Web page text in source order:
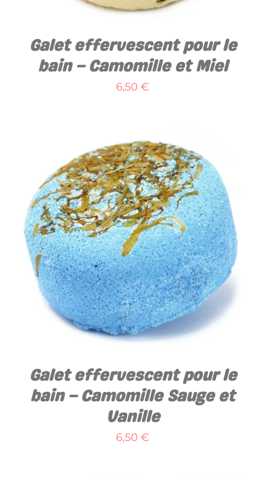
Galet effervescent pour le
bain – Camomille et Miel
6,50 €
AJOUTER AU PANIER
/
DÉTAILS
Galet effervescent pour le
bain – Camomille Sauge et
Vanille
6,50 €